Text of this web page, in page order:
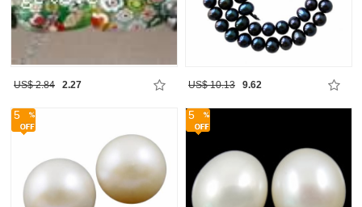
US$ 2.84 2.27 US$ 10.13 9.62
5 5